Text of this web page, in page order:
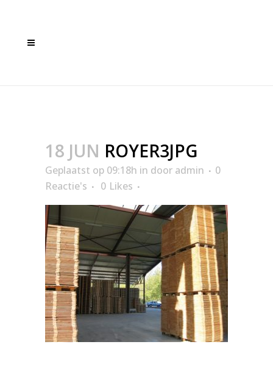
18 JUN ROYER3JPG
Geplaatst op 09:18h in door admin
0
Reactie's
0 Likes